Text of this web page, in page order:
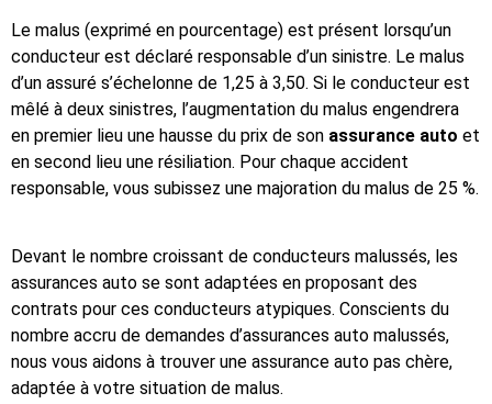
Le malus (exprimé en pourcentage) est présent lorsqu’un
conducteur est déclaré responsable d’un sinistre. Le malus
d’un assuré s’échelonne de 1,25 à 3,50. Si le conducteur est
mêlé à deux sinistres, l’augmentation du malus engendrera
en premier lieu une hausse du prix de son assurance auto et
en second lieu une résiliation. Pour chaque accident
responsable, vous subissez une majoration du malus de 25 %.
Devant le nombre croissant de conducteurs malussés, les
assurances auto se sont adaptées en proposant des
contrats pour ces conducteurs atypiques. Conscients du
nombre accru de demandes d’assurances auto malussés,
nous vous aidons à trouver une assurance auto pas chère,
adaptée à votre situation de malus.